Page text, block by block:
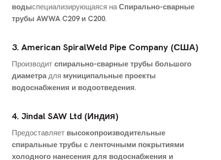
водыспециализирующаяся наСпирально-сварные
трубы AWWA C209 и C200.
3. American SpiralWeld Pipe Company (США)
Производит спирально-сварные трубы большого
диаметрадля муниципальные проекты
водоснабжения и водоотведения.
4. Jindal SAW Ltd (Индия)
Предоставляет высокопроизводительные
спиральные трубы с ленточными покрытиями
холодного нанесения для водоснабжения и